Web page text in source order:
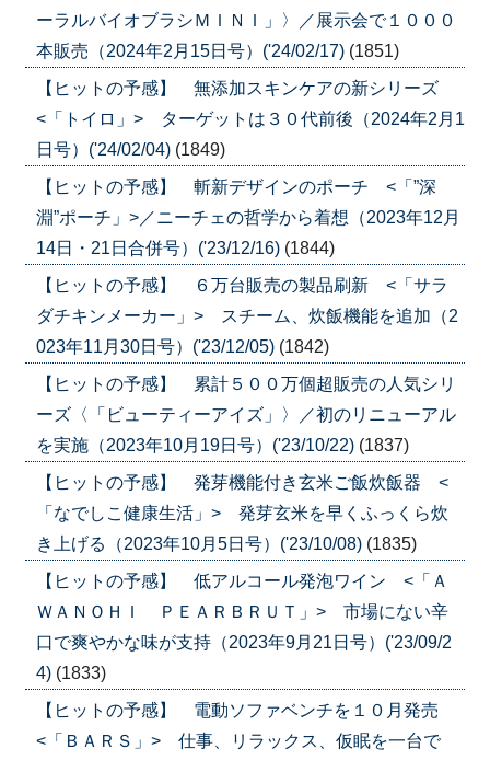
ーラルバイオブラシＭＩＮＩ」〉／展示会で１０００
本販売（2024年2月15日号）('24/02/17) (1851)
【ヒットの予感】 無添加スキンケアの新シリーズ
<「トイロ」> ターゲットは３０代前後（2024年2月1
日号）('24/02/04) (1849)
【ヒットの予感】 斬新デザインのポーチ <「”深
淵”ポーチ」>／ニーチェの哲学から着想（2023年12月
14日・21日合併号）('23/12/16) (1844)
【ヒットの予感】 ６万台販売の製品刷新 <「サラ
ダチキンメーカー」> スチーム、炊飯機能を追加（2
023年11月30日号）('23/12/05) (1842)
【ヒットの予感】 累計５００万個超販売の人気シリ
ーズ〈「ビューティーアイズ」〉／初のリニューアル
を実施（2023年10月19日号）('23/10/22) (1837)
【ヒットの予感】 発芽機能付き玄米ご飯炊飯器 <
「なでしこ健康生活」> 発芽玄米を早くふっくら炊
き上げる（2023年10月5日号）('23/10/08) (1835)
【ヒットの予感】 低アルコール発泡ワイン <「Ａ
ＷＡＮＯＨＩ ＰＥＡＲＢＲＵＴ」> 市場にない辛
口で爽やかな味が支持（2023年9月21日号）('23/09/2
4) (1833)
【ヒットの予感】 電動ソファベンチを１０月発売
<「ＢＡＲＳ」> 仕事、リラックス、仮眠を一台で